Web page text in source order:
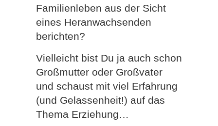
Familienleben aus der Sicht
eines Heranwachsenden
berichten?
Vielleicht bist Du ja auch schon
Großmutter oder Großvater
und schaust mit viel Erfahrung
(und Gelassenheit!) auf das
Thema Erziehung…